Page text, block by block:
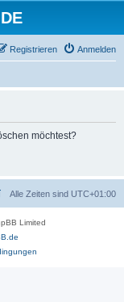
Anmelden
Registrieren
möchtest?
Alle Zeiten sind UTC+01:00
Limited